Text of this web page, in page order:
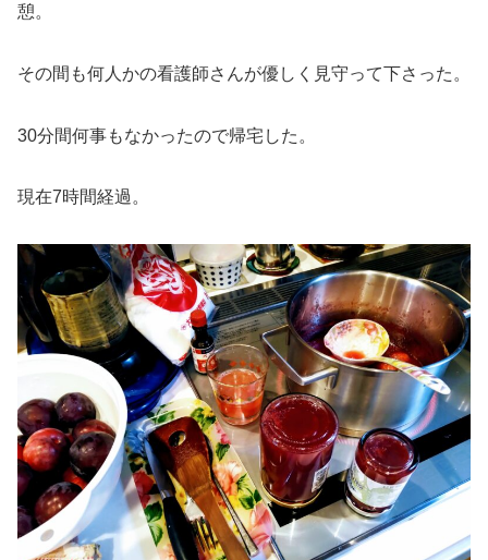
憩。
その間も何人かの看護師さんが優しく見守って下さった。
30分間何事もなかったので帰宅した。
現在7時間経過。